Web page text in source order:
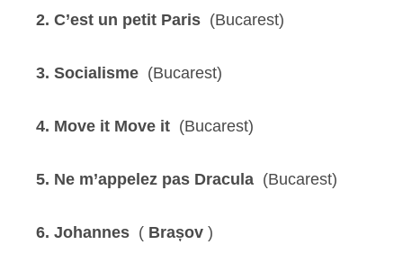
2. C’est un petit Paris (Bucarest)
3. Socialisme (Bucarest)
4. Move it Move it (Bucarest)
5. Ne m’appelez pas Dracula (Bucarest)
6. Johannes ( Brașov )